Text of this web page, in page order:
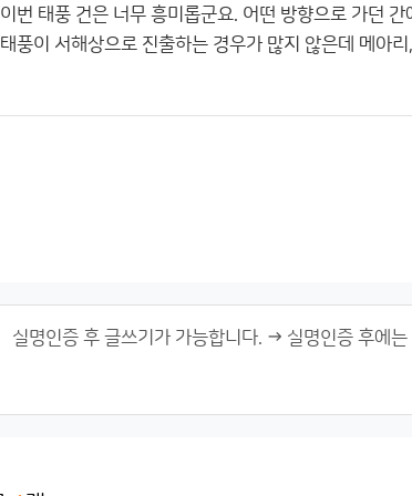
이번 태풍 건은 너무 흥미롭군요. 어떤 방향으로 가던
태풍이 서해상으로 진출하는 경우가 많지 않은데 메아